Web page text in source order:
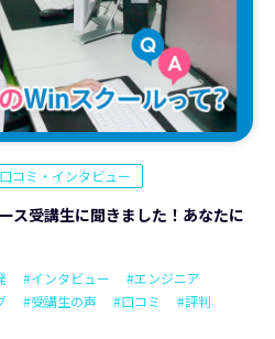
口コミ・インタビュー
ス受講生に聞きました！あなたに
#インタビュー
#エンジニア
#受講生の声 #口コミ #評判